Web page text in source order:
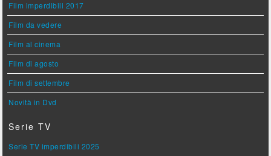
Film imperdibili 2017
Film da vedere
Film al cinema
Film di agosto
Film di settembre
Novità in Dvd
Serie TV
Serie TV imperdibili 2025